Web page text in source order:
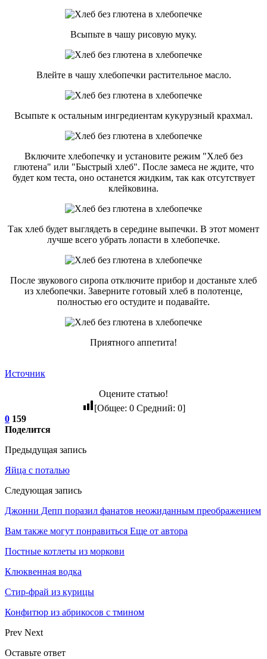
Всыпьте в чашу рисовую муку.
Влейте в чашу хлебопечки растительное масло.
Всыпьте к остальным ингредиентам кукурузный крахмал.
Включите хлебопечку и установите режим "Хлеб без
глютена" или "Быстрый хлеб". После замеса не ждите, что
будет ком теста, оно останется жидким, так как отсутствует
клейковина.
Так хлеб будет выглядеть в середине выпечки. В этот момент
лучше всего убрать лопасти в хлебопечке.
После звукового сиропа отключите прибор и достаньте хлеб
из хлебопечки. Заверните готовый хлеб в полотенце,
полностью его остудите и подавайте.
Приятного аппетита!
Источник
Оцените статью!
[Общее: 0Средний: 0]
0 159
Поделится
Предыдущая запись
Яйца с поталью
Следующая запись
Джонни Депп поразил фанатов неожиданным преображением
Вам также могут понравиться Еще от автора
Постные котлеты из моркови
Клюквенная водка
Стир-фрай из курицы
Конфитюр из абрикосов с тмином
Prev Next
Оставьте ответ